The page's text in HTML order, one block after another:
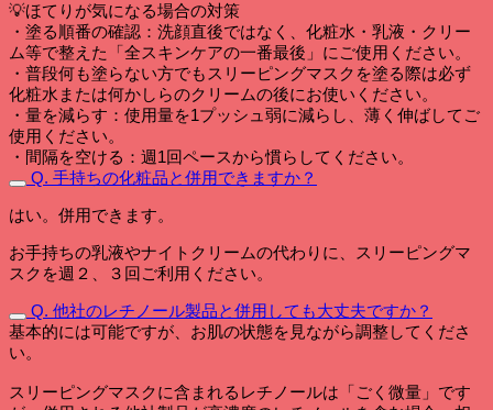
💡ほてりが気になる場合の対策
・塗る順番の確認：洗顔直後ではなく、化粧水・乳液・クリー
ム等で整えた「全スキンケアの一番最後」にご使用ください。
・普段何も塗らない方でもスリーピングマスクを塗る際は必ず
化粧水または何かしらのクリームの後にお使いください。
・量を減らす：使用量を1プッシュ弱に減らし、薄く伸ばしてご
使用ください。
・間隔を空ける：週1回ペースから慣らしてください。
Q. 手持ちの化粧品と併用できますか？
はい。併用できます。
お手持ちの乳液やナイトクリームの代わりに、スリーピングマ
スクを週２、３回ご利用ください。
Q. 他社のレチノール製品と併用しても大丈夫ですか？
基本的には可能ですが、お肌の状態を見ながら調整してくださ
い。
スリーピングマスクに含まれるレチノールは「ごく微量」です